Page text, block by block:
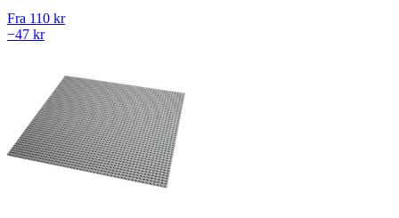
Fra 110 kr
−47 kr